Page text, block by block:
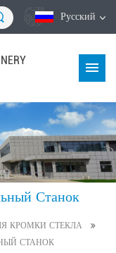
Русский
Станок
КРОМКИ СТЕКЛА
СТАНОК